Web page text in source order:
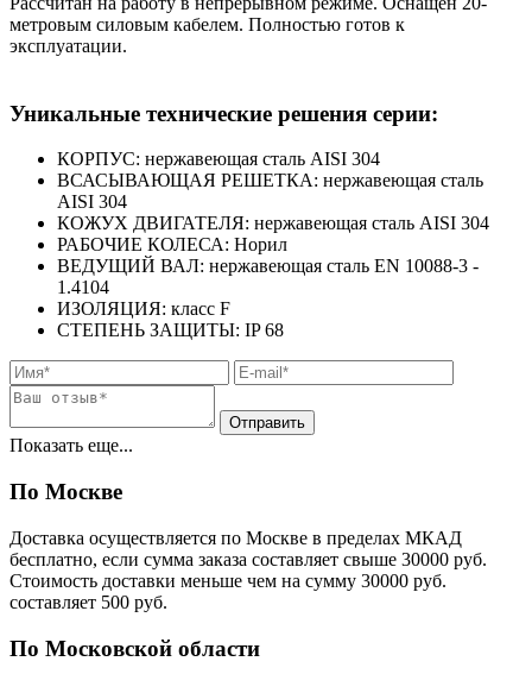
метровым силовым кабелем. Полностью готов к
эксплуатации.
Уникальные технические решения серии:
КОРПУС: нержавеющая сталь AISI 304
ВСАСЫВАЮЩАЯ РЕШЕТКА: нержавеющая сталь
AISI 304
КОЖУХ ДВИГАТЕЛЯ: нержавеющая сталь AISI 304
РАБОЧИЕ КОЛЕСА: Норил
ВЕДУЩИЙ ВАЛ: нержавеющая сталь EN 10088-3 -
1.4104
ИЗОЛЯЦИЯ: класс F
СТЕПЕНЬ ЗАЩИТЫ: IP 68
Показать еще...
По Москве
Доставка осуществляется по Москве в пределах МКАД
бесплатно, если сумма заказа составляет свыше 30000 руб.
Стоимость доставки меньше чем на сумму 30000 руб.
cоставляет 500 руб.
По Московской области